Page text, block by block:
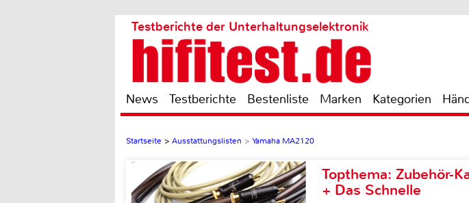
Testberichte der Unterhaltungselektronik
News Testberichte Bestenliste Marken Kategorien
Startseite > Ausstattungslisten > Yamaha MA2120
Topthema: Zubehör-
+ Das Schnelle